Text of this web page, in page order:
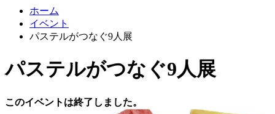
ホーム
イベント
パステルがつなぐ9人展
パステルがつなぐ9人展
このイベントは終了しました。